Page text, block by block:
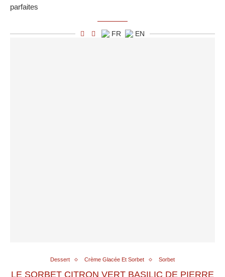
parfaites
FR EN
Dessert Crème Glacée Et Sorbet Sorbet
LE SORBET CITRON VERT BASILIC DE PIERRE